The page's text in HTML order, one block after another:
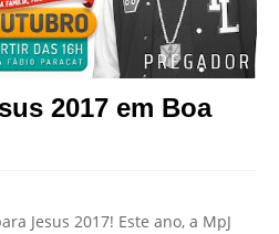
2017 em Boa
Jesus 2017! Este ano, a MpJ